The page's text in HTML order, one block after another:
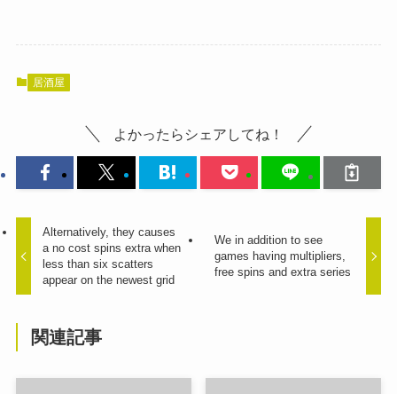
居酒屋
よかったらシェアしてね！
Alternatively, they causes
a no cost spins extra when
less than six scatters
appear on the newest grid
We in addition to see
games having multipliers,
free spins and extra series
関連記事